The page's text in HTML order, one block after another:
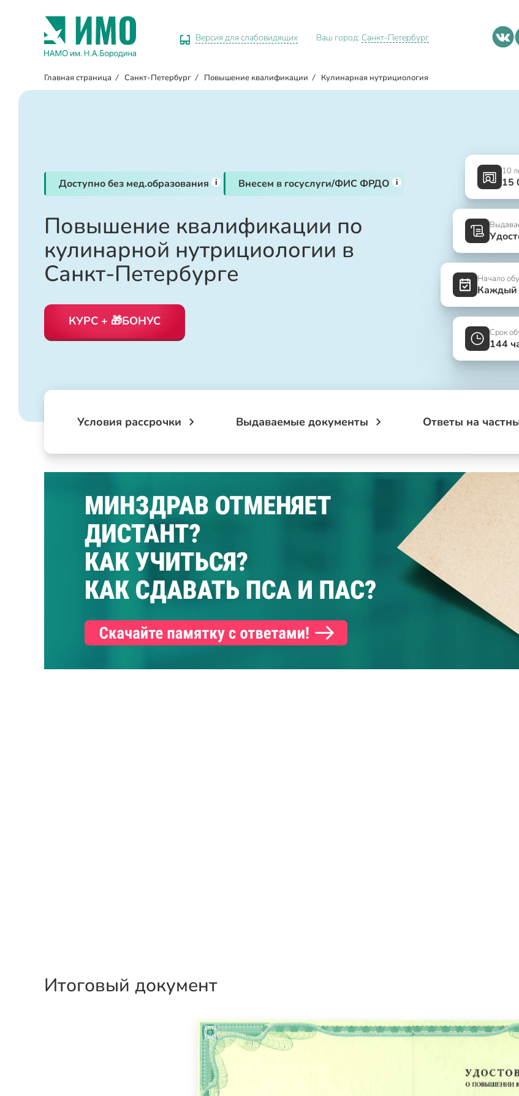
Версия для слабовидящих Ваш город: Санкт-Петербург
Главная страница / Санкт-Петербург / Повышение квалификации / Кулинарная нутрициология
Доступно без мед.образования i Внесем в госуслуги/ФИС ФРДО i
Повышение квалификации по
кулинарной нутрициологии в
Санкт-Петербурге
КУРС + 🎁БОНУС
10
15
Начало
Каждый
Срок
144
Условия рассрочки Выдаваемые документы Ответы на
Итоговый документ